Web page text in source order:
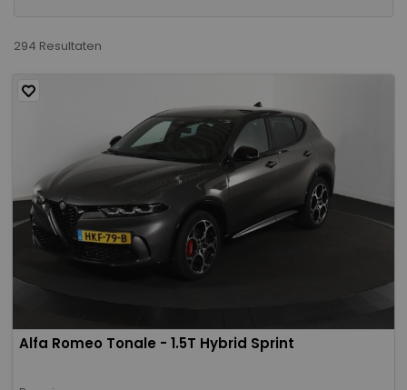
294 Resultaten
Alfa Romeo Tonale - 1.5T Hybrid Sprint